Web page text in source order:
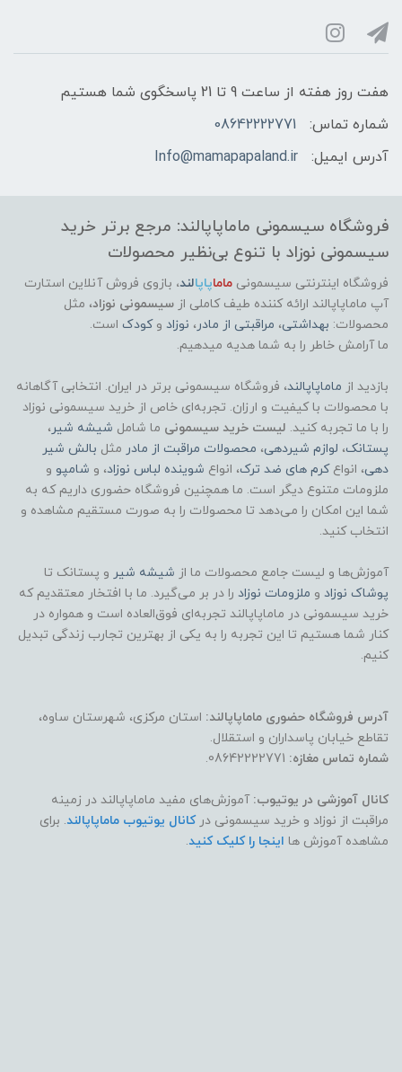
هفت روز هفته از ساعت 9 تا 21 پاسخگوی شما هستیم
شماره تماس:
08642222771
آدرس ایمیل:
Info@mamapapaland.ir
فروشگاه سیسمونی ماماپاپالند: مرجع برتر خرید
سیسمونی نوزاد با تنوع بی‌نظیر محصولات
فروشگاه اینترنتی سیسمونی ماماپاپالند، بازوی فروش آنلاین استارت
آپ ماماپاپالند ارائه کننده طیف کاملی از سیسمونی نوزاد، مثل
محصولات: بهداشتی، مراقبتی از مادر، نوزاد وکودک است.
ما آرامش خاطر را به شما هدیه میدهیم.
بازدید از ماماپاپالند، فروشگاه سیسمونی برتر در ایران. انتخابی آگاهانه
با محصولات با کیفیت و ارزان. تجربه‌ای خاص از خرید سیسمونی نوزاد
را با ما تجربه کنید. لیست خرید سیسمونی ما شامل شیشه شیر،
پستانک، لوازم شیردهی، محصولات مراقبت از مادر مثل بالش شیر
دهی، انواعکرم های ضد ترک، انواع شوینده لباس نوزاد، و شامپو و
ملزومات متنوع دیگر است. ما همچنین فروشگاه حضوری داریم که به
شما این امکان را می‌دهد تا محصولات را به صورت مستقیم مشاهده و
انتخاب کنید.
آموزش‌ها و لیست جامع محصولات ما از شیشه شیر و پستانک تا
پوشاک نوزاد و ملزومات نوزاد را در بر می‌گیرد. ما با افتخار معتقدیم که
خرید سیسمونی در ماماپاپالند تجربه‌ای فوق‌العاده است و همواره در
کنار شما هستیم تا این تجربه را به یکی از بهترین تجارب زندگی تبدیل
کنیم.
آدرس فروشگاه حضوری ماماپاپالند: استان مرکزی، شهرستان ساوه،
تقاطع خیابان پاسداران و استقلال.
شماره تماس مغازه:
کانال آموزشی در یوتیوب: آموزش‌های مفید ماماپاپالند در زمینه
مراقبت از نوزاد و خرید سیسمونی درکانال یوتیوب ماماپاپالند. برای
مشاهده آموزش ها اینجا را کلیک کنید.